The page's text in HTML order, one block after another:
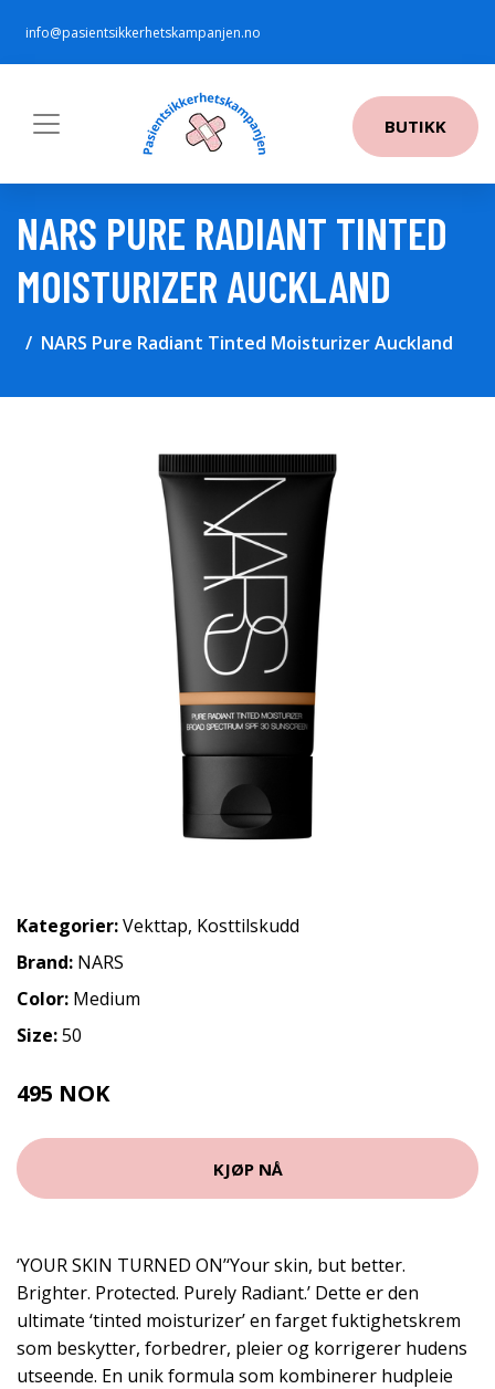
info@pasientsikkerhetskampanjen.no
BUTIKK
NARS PURE RADIANT TINTED
MOISTURIZER AUCKLAND
NARS Pure Radiant Tinted Moisturizer Auckland
Kategorier:Vekttap, Kosttilskudd
Brand: NARS
Color: Medium
Size:50
495 NOK
KJØP NÅ
‘YOUR SKIN TURNED ON’‘Your skin, but better.
Brighter. Protected. Purely Radiant.’ Dette er den
ultimate ‘tinted moisturizer’ en farget fuktighetskrem
som beskytter, forbedrer, pleier og korrigerer hudens
utseende. En unik formula som kombinerer hudpleie